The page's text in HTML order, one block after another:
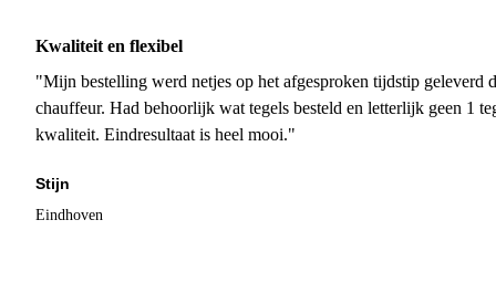
Kwaliteit en flexibel
"Mijn bestelling werd netjes op het afgesproken tijdstip geleverd
chauffeur. Had behoorlijk wat tegels besteld en letterlijk geen 1
kwaliteit. Eindresultaat is heel mooi."
Stijn
Eindhoven